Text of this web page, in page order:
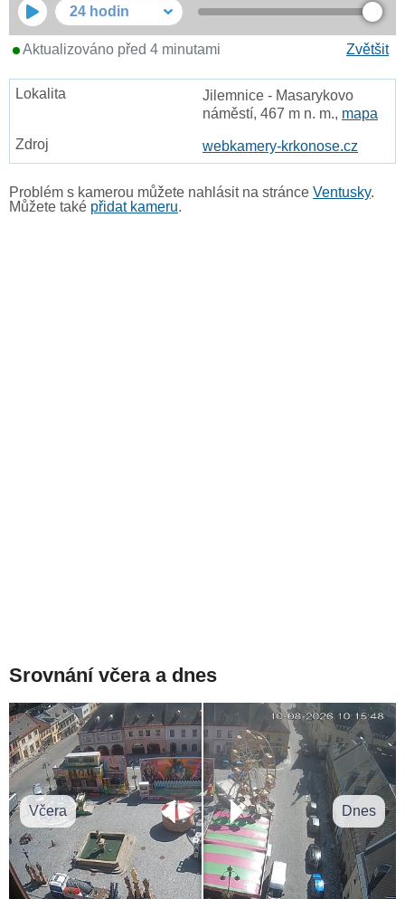
24 hodin
Zvětšit
Aktualizováno před 4 minutami
Jilemnice - Masarykovo
náměstí, 467 m n. m., mapa
webkamery-krkonose.cz
Problém s kamerou můžete nahlásit na stránce Ventusky.
Můžete také přidat kameru.
Srovnání včera a dnes
Včera Dnes